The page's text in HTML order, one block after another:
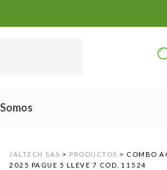
JALTECH SAS > PRODUCTOS > COMBO
2025 PAGUE 5 LLEVE 7 COD. 11524